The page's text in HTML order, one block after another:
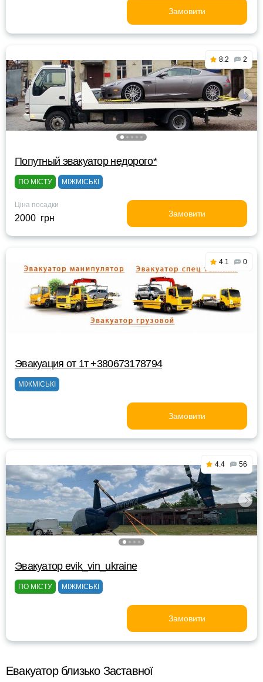
Замовити
8.2 2
Попутный эвакуатор недорого*
ПО МІСТУ МІЖМІСЬКІ
Ціна посадки
2000 грн Замовити
4.1 0
Эвакуация от 1т +380673178794
МІЖМІСЬКІ
Замовити
4.4 56
Эвакуатор evik_vin_ukraine
ПО МІСТУ МІЖМІСЬКІ
Замовити
Евакуатор близько Заставної